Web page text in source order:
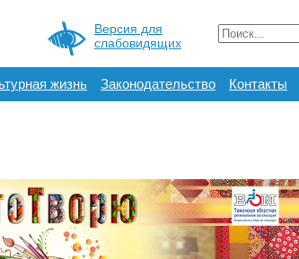
Версия для
слабовидящих
жизнь Законодательство Контакты